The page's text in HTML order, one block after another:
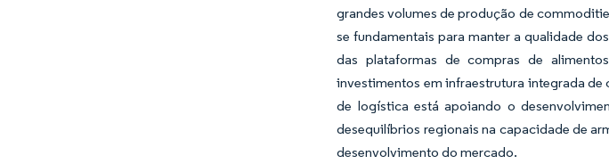
grandes volumes de produção de
se fundamentais para manter a qualidade
das plataformas de compras de
investimentos em infraestrutura integrada
de logística está apoiando o
desequilíbrios regionais na capacidade de
desenvolvimento do mercado.